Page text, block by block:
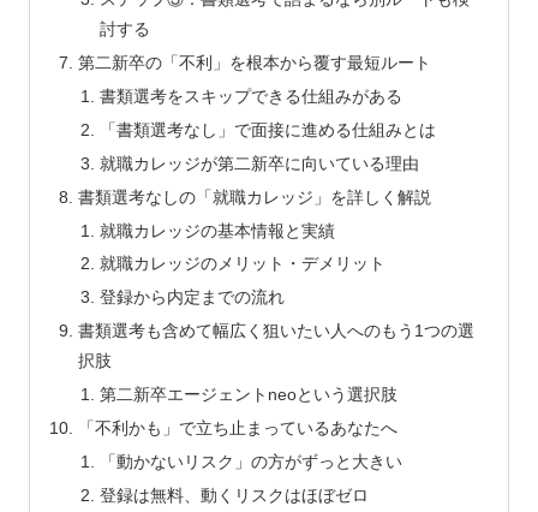
討する
第二新卒の「不利」を根本から覆す最短ルート
書類選考をスキップできる仕組みがある
「書類選考なし」で面接に進める仕組みとは
就職カレッジが第二新卒に向いている理由
書類選考なしの「就職カレッジ」を詳しく解説
就職カレッジの基本情報と実績
就職カレッジのメリット・デメリット
登録から内定までの流れ
書類選考も含めて幅広く狙いたい人へのもう1つの選
択肢
第二新卒エージェントneoという選択肢
「不利かも」で立ち止まっているあなたへ
「動かないリスク」の方がずっと大きい
登録は無料、動くリスクはほぼゼロ